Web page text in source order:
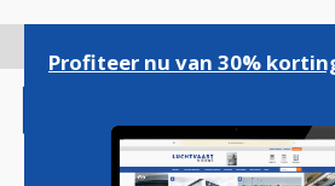
gaan
Profiteer nu van 30%